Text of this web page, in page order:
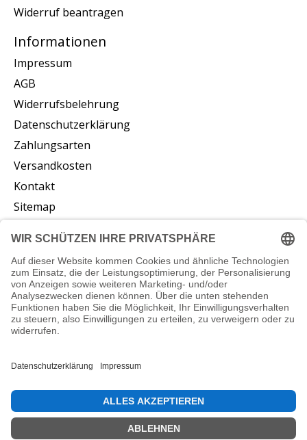
Widerruf beantragen
Informationen
Impressum
AGB
Widerrufsbelehrung
Datenschutzerklärung
Zahlungsarten
Versandkosten
Kontakt
Sitemap
Abonnieren Sie unseren Newsletter
Abonnieren
© Copyright 2026 vliesstoffe24.de - Powered by
DE